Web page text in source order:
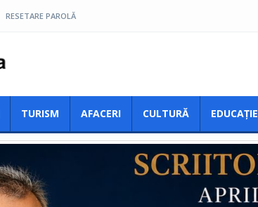
RESETARE PAROLĂ
TURISM AFACERI CULTURĂ EDUCAȚIE